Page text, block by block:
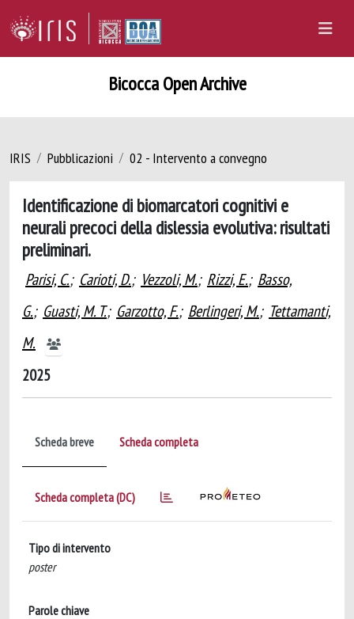
Bicocca Open Archive
IRIS Pubblicazioni 02 - Intervento a convegno
Identificazione di biomarcatori cognitivi e
neurali precoci della dislessia evolutiva: risultati
preliminari.
Parisi, C.; Carioti, D.; Vezzoli, M.; Rizzi, E.; Basso,
G.; Guasti, M. T.; Garzotto, F.; Berlingeri, M.; Tettamanti,
M.
2025
Scheda breve Scheda completa
Scheda completa (DC)
Tipo di intervento
poster
Parole chiave